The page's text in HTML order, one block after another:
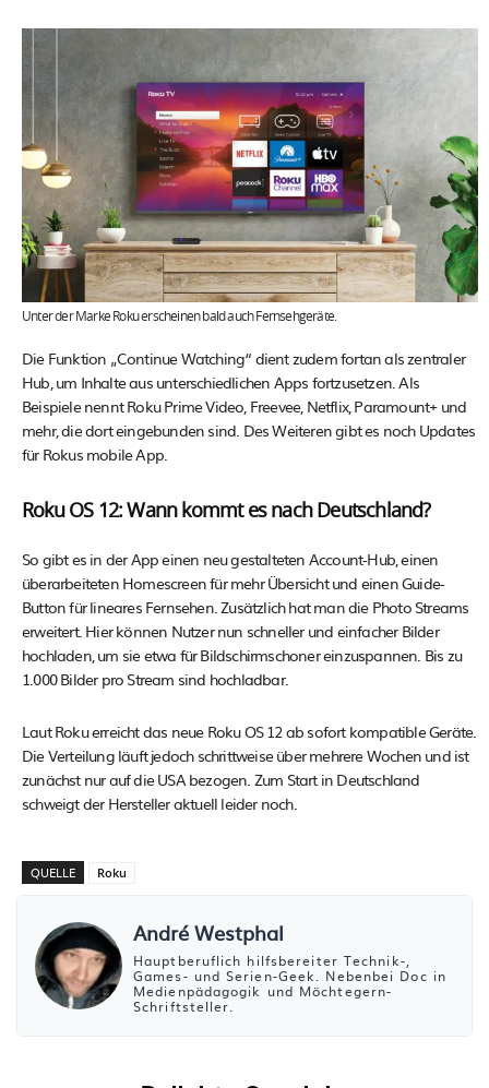
Unter der Marke Roku erscheinen bald auch Fernsehgeräte.
Die Funktion „Continue Watching“ dient zudem fortan als zentraler
Hub, um Inhalte aus unterschiedlichen Apps fortzusetzen. Als
Beispiele nennt Roku Prime Video, Freevee, Netflix, Paramount+ und
mehr, die dort eingebunden sind. Des Weiteren gibt es noch Updates
für Rokus mobile App.
Roku OS 12: Wann kommt es nach Deutschland?
So gibt es in der App einen neu gestalteten Account-Hub, einen
überarbeiteten Homescreen für mehr Übersicht und einen Guide-
Button für lineares Fernsehen. Zusätzlich hat man die Photo Streams
erweitert. Hier können Nutzer nun schneller und einfacher Bilder
hochladen, um sie etwa für Bildschirmschoner einzuspannen. Bis zu
1.000 Bilder pro Stream sind hochladbar.
Laut Roku erreicht das neue Roku OS 12 ab sofort kompatible Geräte.
Die Verteilung läuft jedoch schrittweise über mehrere Wochen und ist
zunächst nur auf die USA bezogen. Zum Start in Deutschland
schweigt der Hersteller aktuell leider noch.
QUELLE Roku
André Westphal
Hauptberuflich hilfsbereiter Technik-,
Games- und Serien-Geek. Nebenbei Doc in
Medienpädagogik und Möchtegern-
Schriftsteller.